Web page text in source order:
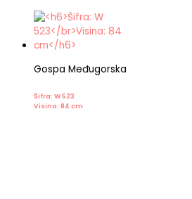
Gospa Međugorska
Šifra: W 523
Visina: 84 cm